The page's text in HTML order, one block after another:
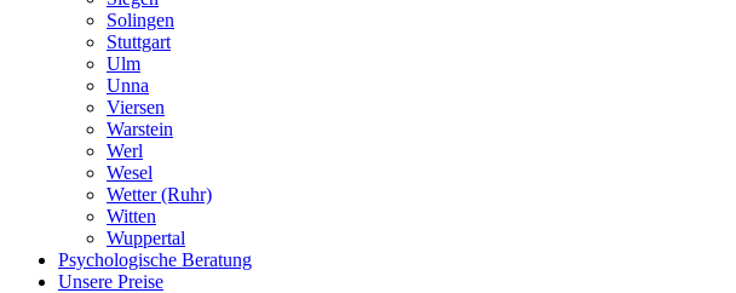
Solingen
Stuttgart
Ulm
Unna
Viersen
Warstein
Werl
Wesel
Wetter (Ruhr)
Witten
Wuppertal
Psychologische Beratung
Unsere Preise